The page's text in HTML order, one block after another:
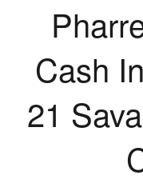
Cash
21